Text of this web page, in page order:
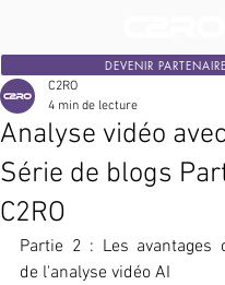
DEVENIR PARTENAIRE
Analyse vidéo avec
Série de blogs
C2RO
C2RO
4 min de lecture
Partie 2 : Les avantages
de l'analyse vidéo AI